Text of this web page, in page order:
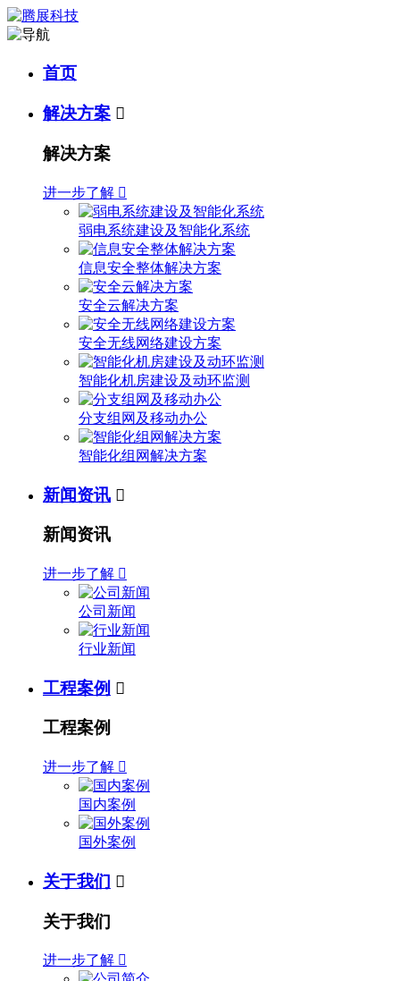
首页
解决方案 
解决方案
进一步了解 
弱电系统建设及智能化系统
信息安全整体解决方案
安全云解决方案
安全无线网络建设方案
智能化机房建设及动环监测
分支组网及移动办公
智能化组网解决方案
新闻资讯 
新闻资讯
进一步了解 
公司新闻
行业新闻
工程案例 
工程案例
进一步了解 
国内案例
国外案例
关于我们 
关于我们
进一步了解 